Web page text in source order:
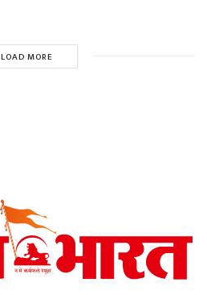
LOAD MORE